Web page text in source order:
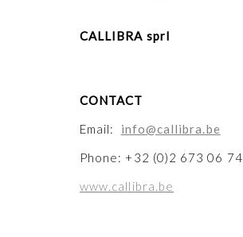
CALLIBRA sprl
CONTACT
Email: info@callibra.be
Phone: +32 (0)2 673 06 74
www.callibra.be